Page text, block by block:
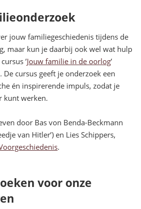
jouw familiegeschiedenis tijdens de
maar kun je daarbij ook wel wat hulp
’Jouw familie in de oorlog’
cursus geeft je onderzoek een
én inspirerende impuls, zodat je
kunt werken.
door Bas von Benda-Beckmann
van Hitler’) en Lies Schippers,
.
voor onze